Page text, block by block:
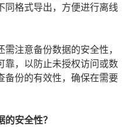
同格式导出，方便进行离线
注意备份数据的安全性，
靠，以防止未授权访问或数
备份的有效性，确保在需要
安全性？